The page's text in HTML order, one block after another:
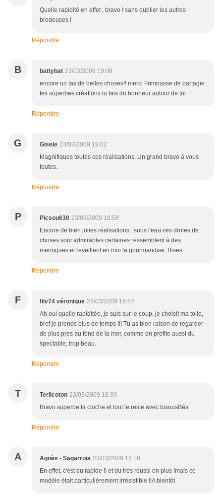
Quelle rapidité en effet , bravo ! sans oublier les autres
brodeuses !
Répondre
B battybat 23/03/2009 19:08
encore un tas de belles choses!! merci Frimousse de partager
tes superbes créations tu fais du bonheur autour de toi
Répondre
G Gisele 23/03/2009 19:02
Magnifiques toutes ces réalisations. Un grand bravo à vous
toutes.
Répondre
P Picsou630 23/03/2009 18:58
Encore de bien jolies réalisations...sous l'eau ces droles de
choses sont admirables certaines ressemblent à des
meringues et reveillent en moi la gourmandise. Bises
Répondre
F filv74 véronique 23/03/2009 18:57
Ah oui quelle rapiditée, je suis sur le coup, je choisit ma toile,
bref je prends plus de temps !!! Tu as bien raison de regarder
de plus près au fond de la mer, comme on profite aussi du
spectable, trop beau.
Répondre
T Terlicoton 23/03/2009 18:39
Bravo superbe ta cloche et tout le reste avec bisousBéa
Répondre
A Agnès - Sagarroia 23/03/2009 18:18
En effet, c'est du rapide !! et du très réussi en plus !mais ce
modèle était particulièrement irrésistible !!A bientôt